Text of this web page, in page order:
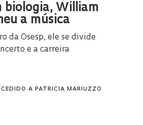
biologia, William
a música
da Osesp, ele se divide
e a carreira
A PATRICIA MARIUZZO